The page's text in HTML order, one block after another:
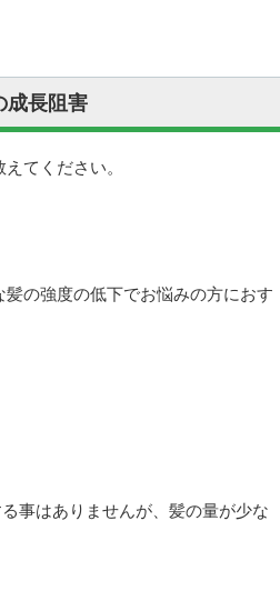
成長阻害
てください。
の強度の低下でお悩みの方におす
事はありませんが、髪の量が少な